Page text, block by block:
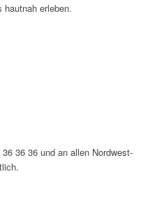
erleben.
36 36 und an allen Nordwest-